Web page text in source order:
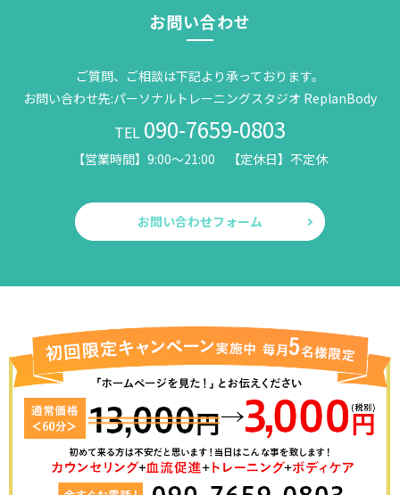
お問い合わせ
ご質問、ご相談は下記より承っております。
お問い合わせ先:パーソナルトレーニングスタジオ ReplanBody
TEL 090-7659-0803
【営業時間】9:00～21:00 【定休日】不定休
お問い合わせフォーム